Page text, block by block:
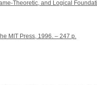
Theoretic, and Logical
MIT Press, 1996. – 247 p.